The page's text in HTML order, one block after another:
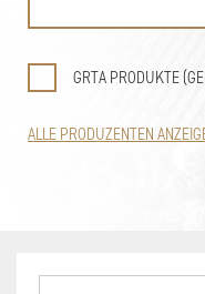
GRTA PRODUKTE
ALLE PRODUZENTEN